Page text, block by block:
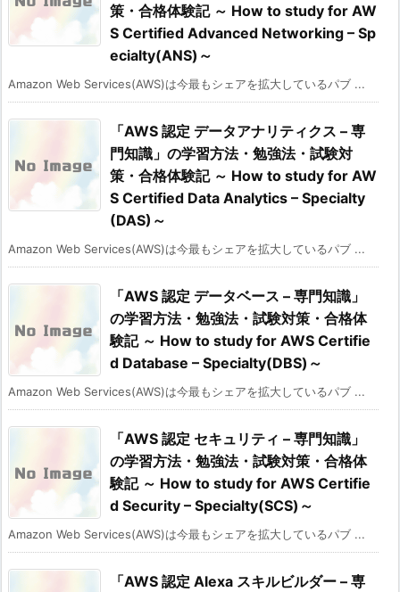
策・合格体験記 ～ How to study for AW
S Certified Advanced Networking – Sp
ecialty(ANS)～
Amazon Web Services(AWS)は今最もシェアを拡大しているパブ ...
「AWS 認定 データアナリティクス – 専
門知識」の学習方法・勉強法・試験対
策・合格体験記 ～ How to study for AW
S Certified Data Analytics – Specialty
(DAS)～
Amazon Web Services(AWS)は今最もシェアを拡大しているパブ ...
「AWS 認定 データベース – 専門知識」
の学習方法・勉強法・試験対策・合格体
験記 ～ How to study for AWS Certifie
d Database – Specialty(DBS)～
Amazon Web Services(AWS)は今最もシェアを拡大しているパブ ...
「AWS 認定 セキュリティ – 専門知識」
の学習方法・勉強法・試験対策・合格体
験記 ～ How to study for AWS Certifie
d Security – Specialty(SCS)～
Amazon Web Services(AWS)は今最もシェアを拡大しているパブ ...
「AWS 認定 Alexa スキルビルダー – 専